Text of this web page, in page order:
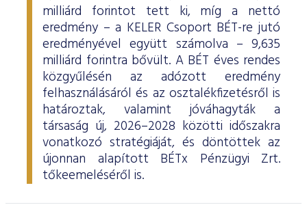
milliárd forintot tett ki, míg a nettó
eredmény – a KELER Csoport BÉT-re jutó
eredményével együtt számolva – 9,635
milliárd forintra bővült. A BÉT éves rendes
közgyűlésén az adózott eredmény
felhasználásáról és az osztalékfizetésről is
határoztak, valamint jóváhagyták a
társaság új, 2026–2028 közötti időszakra
vonatkozó stratégiáját, és döntöttek az
újonnan alapított BÉTx Pénzügyi Zrt.
tőkeemeléséről is.